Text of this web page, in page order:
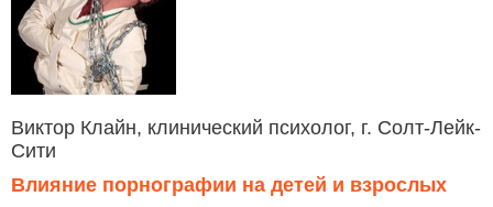
Виктор Клайн, клинический психолог, г. Солт-Лейк-
Сити
Влияние порнографии на детей и взрослых